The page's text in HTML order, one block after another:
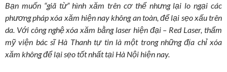
Bạn muốn “giã từ” hình xăm trên cơ thể nhưng lại lo ngại các
phương pháp xóa xăm hiện nay không an toàn, để lại sẹo xấu trên
da. Với công nghệ xóa xăm bằng laser hiện đại – Red Laser, thẩm
mỹ viện bác sĩ Hà Thanh tự tin là một trong những địa chỉ xóa
xăm không để lại sẹo tốt nhất tại Hà Nội hiện nay.